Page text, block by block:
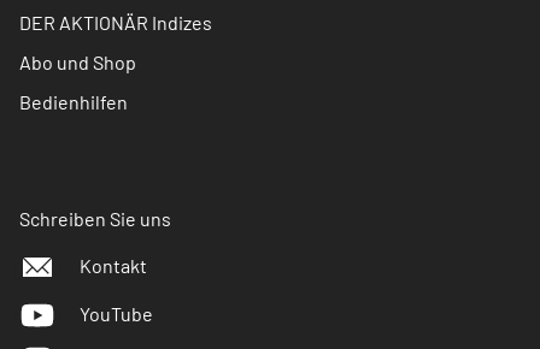
DER AKTIONÄR Indizes
Abo und Shop
Bedienhilfen
Schreiben Sie uns
Kontakt
YouTube